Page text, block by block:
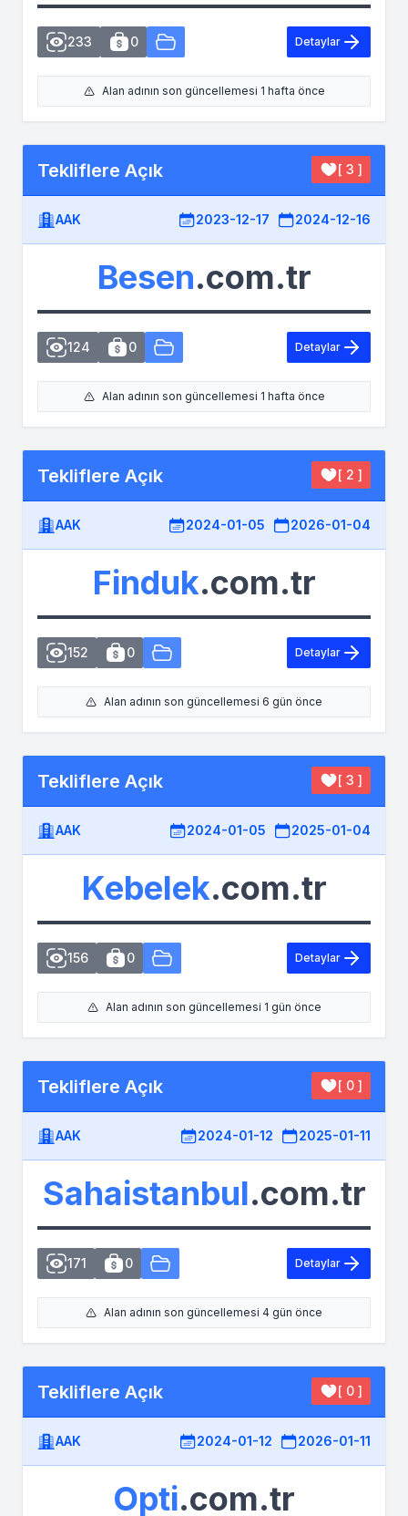
233 0 Detaylar
Alan adının son güncellemesi 1 hafta önce
Tekliflere Açık [ 3 ]
AAK 2023-12-17 2024-12-16
Besen.com.tr
124 0 Detaylar
Alan adının son güncellemesi 1 hafta önce
Tekliflere Açık [ 2 ]
AAK 2024-01-05 2026-01-04
Finduk.com.tr
152 0 Detaylar
Alan adının son güncellemesi 6 gün önce
Tekliflere Açık [ 3 ]
AAK 2024-01-05 2025-01-04
Kebelek.com.tr
156 0 Detaylar
Alan adının son güncellemesi 1 gün önce
Tekliflere Açık [ 0 ]
AAK 2024-01-12 2025-01-11
Sahaistanbul.com.tr
171 0 Detaylar
Alan adının son güncellemesi 4 gün önce
Tekliflere Açık [ 0 ]
AAK 2024-01-12 2026-01-11
Opti.com.tr